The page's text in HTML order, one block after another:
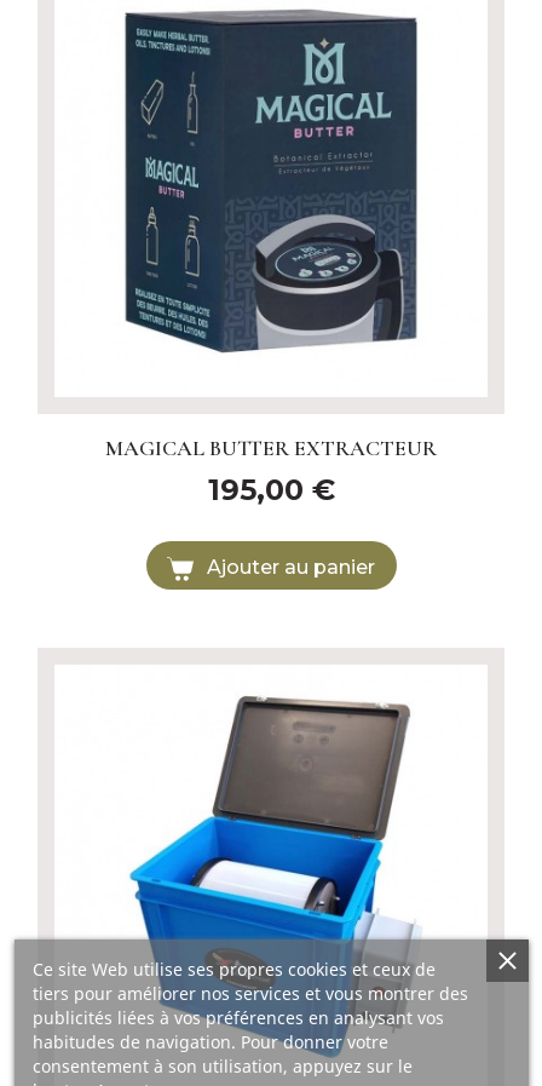
MAGICAL BUTTER EXTRACTEUR
195,00 €
Ajouter au panier
Ce site Web utilise ses propres cookies et ceux de
tiers pour améliorer nos services et vous montrer des
publicités liées à vos préférences en analysant vos
habitudes de navigation. Pour donner votre
consentement à son utilisation, appuyez sur le